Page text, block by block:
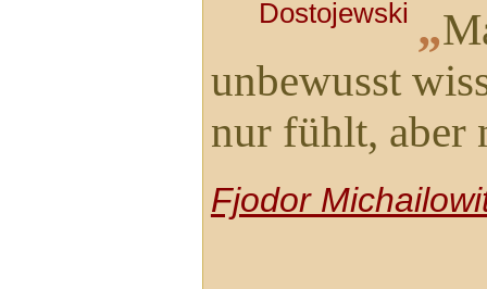
„
unbewusst
nur fühlt, aber
Fjodor